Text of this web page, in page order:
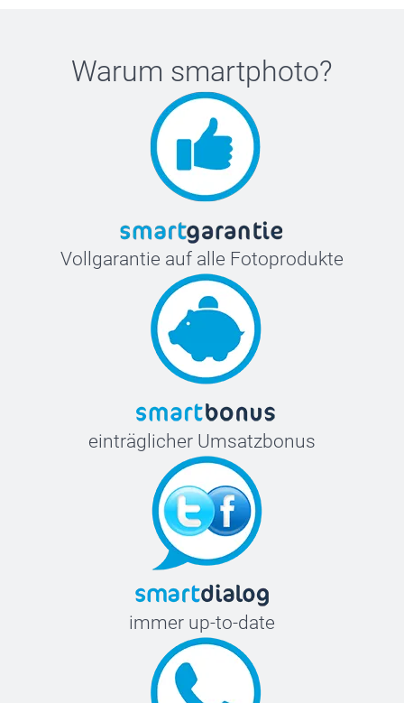
Warum smartphoto?
Vollgarantie auf alle Fotoprodukte
einträglicher Umsatzbonus
immer up-to-date